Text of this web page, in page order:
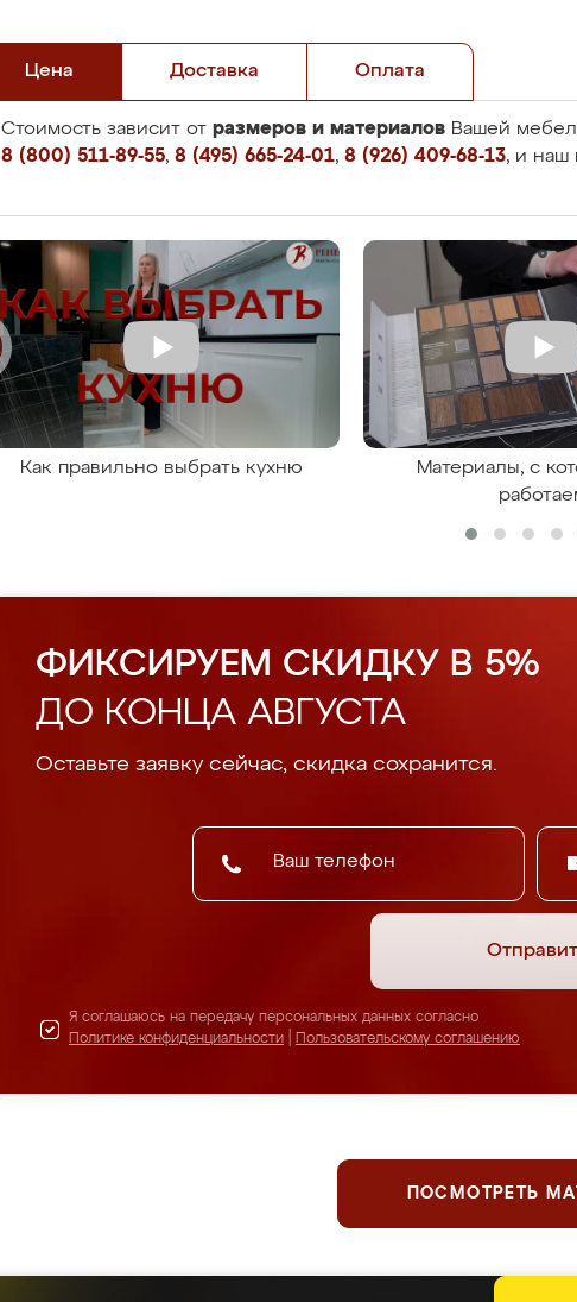
Цена Доставка Оплата
Стоимость зависит от размеров и материалов Вашей
8 (800) 511-89-55, 8 (495) 665-24-01, 8 (926) 409-68-13, и наш
Как правильно выбрать кухню
Материалы, с
ФИКСИРУЕМ СКИДКУ В 5%
ДО КОНЦА АВГУСТА
Оставьте заявку сейчас, скидка сохранится.
Я соглашаюсь на передачу персональных данных согласно
Политике конфиденциальности
Пользовательскому соглашению
ПОСМОТРЕТЬ